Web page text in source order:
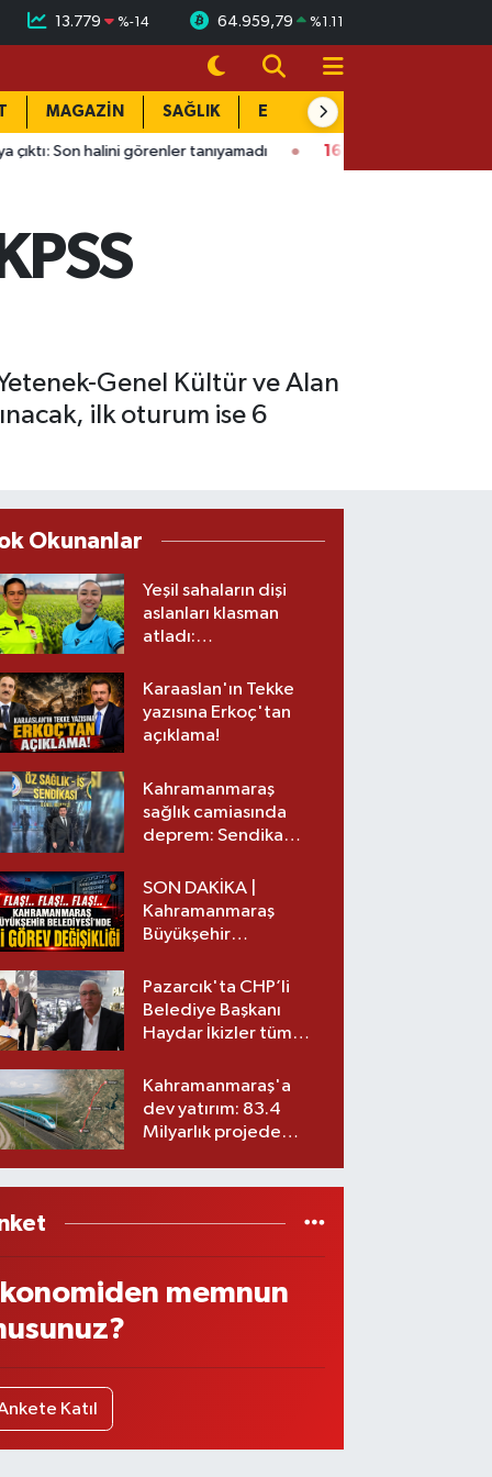
13.779 %-14 64.959,79 %1.11
MAGAZİN SAĞLIK EĞİTİM
görenler tanıyamadı 16:01Kahramanmaraş’ta bina çöktü:
Genel Kültür ve Alan
ilk oturum ise 6
Okunanlar
Yeşil sahaların dişi
aslanları klasman
atladı:
üst lige iki transfer!
Karaaslan'ın Tekke
yazısına Erkoç'tan
açıklama!
Kahramanmaraş
sağlık camiasında
deprem: Sendika
SON DAKİKA |
Kahramanmaraş
Büyükşehir
görev değişikliği!
Pazarcık'ta CHP’li
Belediye Başkanı
Haydar İkizler tüm
yeni partisi
Kahramanmaraş'a
dev yatırım: 83.4
Milyarlık projede
memnun
Katıl